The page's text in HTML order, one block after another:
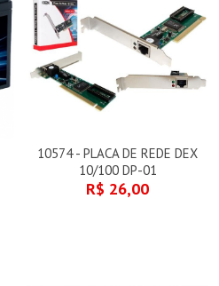
10574 - PLACA DE REDE DEX
10/100 DP-01
R$ 26,00